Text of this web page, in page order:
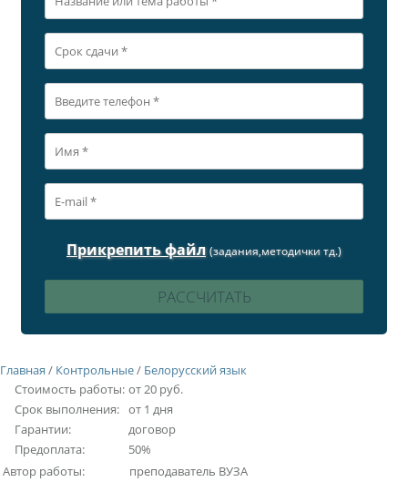
Прикрепить файл (задания,методички тд.)
Главная / Контрольные/ Белорусский язык
Стоимость работы: от 20 руб.
Срок выполнения: от 1 дня
Гарантии:
договор
Предоплата:
50%
Автор работы:
преподаватель ВУЗА